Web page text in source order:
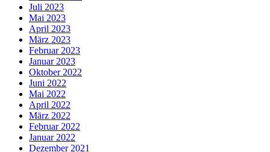
Juli 2023
Mai 2023
April 2023
März 2023
Februar 2023
Januar 2023
Oktober 2022
Juni 2022
Mai 2022
April 2022
März 2022
Februar 2022
Januar 2022
Dezember 2021